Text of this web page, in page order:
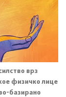
врз
физичко лице
базирано